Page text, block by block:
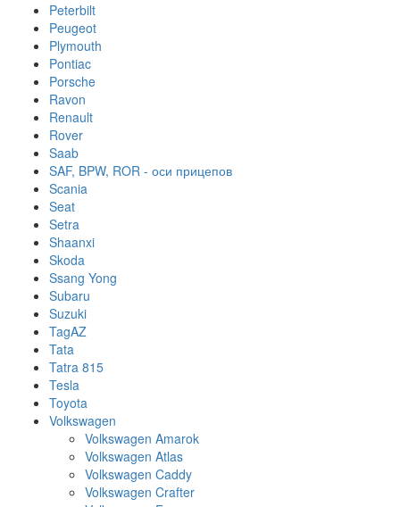
Peterbilt
Peugeot
Plymouth
Pontiac
Porsche
Ravon
Renault
Rover
Saab
SAF, BPW, ROR - оси прицепов
Scania
Seat
Setra
Shaanxi
Skoda
Ssang Yong
Subaru
Suzuki
TagAZ
Tata
Tatra 815
Tesla
Toyota
Volkswagen
Volkswagen Amarok
Volkswagen Atlas
Volkswagen Caddy
Volkswagen Crafter